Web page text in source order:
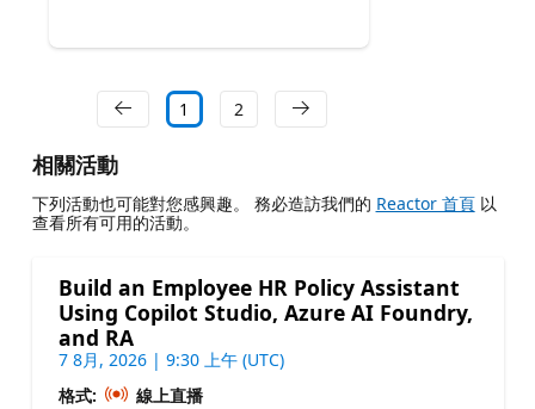
1 2
相關活動
下列活動也可能對您感興趣。 務必造訪我們的 Reactor 首頁以
查看所有可用的活動。
Build an Employee HR Policy Assistant
Using Copilot Studio, Azure AI Foundry,
and RA
7 8月, 2026 | 9:30 上午 (UTC)
格式:
線上直播